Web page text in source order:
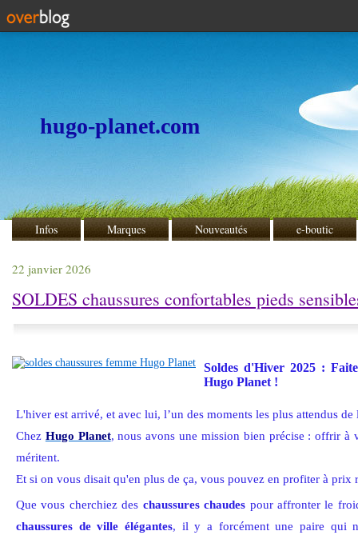
hugo-planet.com
Infos Marques Nouveautés e-boutic
22 janvier 2026
SOLDES chaussures confortables pieds
Soldes d'Hiver 2025 :
Hugo Planet !
L'hiver est arrivé, et avec lui, l’un des moments les plus attendus de
Chez Hugo Planet, nous avons une mission bien précise : offrir à
méritent.
Et si on vous disait qu'en plus de ça, vous pouvez en profiter à prix
Que vous cherchiez des chaussures chaudes pour affronter le
chaussures de ville élégantes, il y a forcément une paire qui